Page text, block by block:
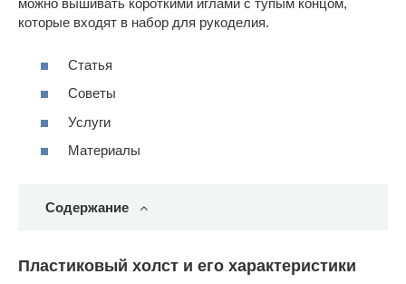
можно вышивать короткими иглами с тупым концом,
которые входят в набор для рукоделия.
Статья
Советы
Услуги
Материалы
Содержание
Пластиковый холст и его характеристики